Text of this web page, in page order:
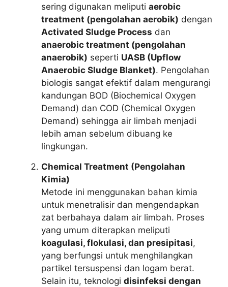
sering digunakan meliputi aerobic
treatment (pengolahan aerobik) dengan
Activated Sludge Process dan
anaerobic treatment (pengolahan
anaerobik) seperti UASB (Upflow
Anaerobic Sludge Blanket). Pengolahan
biologis sangat efektif dalam mengurangi
kandungan BOD (Biochemical Oxygen
Demand) dan COD (Chemical Oxygen
Demand) sehingga air limbah menjadi
lebih aman sebelum dibuang ke
lingkungan.
Chemical Treatment (Pengolahan
Kimia)
Metode ini menggunakan bahan kimia
untuk menetralisir dan mengendapkan
zat berbahaya dalam air limbah. Proses
yang umum diterapkan meliputi
koagulasi, flokulasi, dan presipitasi,
yang berfungsi untuk menghilangkan
partikel tersuspensi dan logam berat.
Selain itu, teknologi disinfeksi dengan